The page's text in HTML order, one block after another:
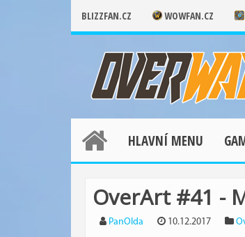
BLIZZFAN.CZ WOWFAN.CZ
HLAVNÍ MENU
OverArt #41 -
PanOlda 10.12.2017